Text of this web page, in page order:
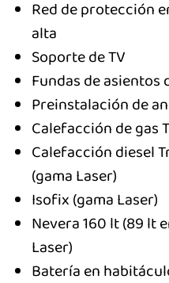
Red de protección
alta
Soporte de TV
Fundas de asientos
Preinstalación de
Calefacción de gas
Calefacción diesel
(gama Laser)
Isofix (gama Laser)
Nevera 160 lt (89 lt
Laser)
Batería en